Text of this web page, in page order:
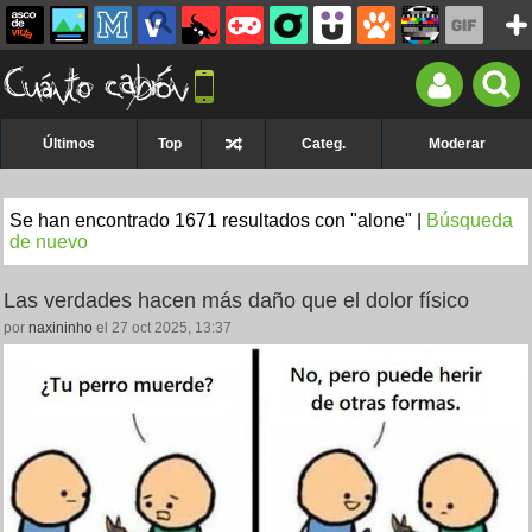
Últimos Top Categ. Moderar
Se han encontrado 1671 resultados con "alone" |
Búsqueda
de nuevo
Las verdades hacen más daño que el dolor físico
por naxininho el 27 oct 2025, 13:37